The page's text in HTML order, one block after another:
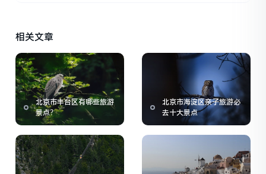
相关文章
北京市丰台区有哪些旅游
景点？
北京市海淀区亲子旅游必
去十大景点